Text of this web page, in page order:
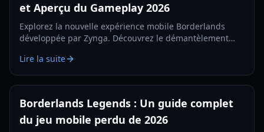
et Aperçu du Gameplay 2026
Explorez la nouvelle expérience mobile Borderlands
développée par Zynga. Découvrez le démantèlement
première personne dans notre guide 2026.
Lire la suite
Borderlands Legends : Un guide complet
du jeu mobile perdu de 2026